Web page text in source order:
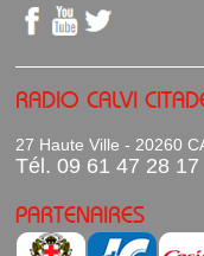
RADIO CALVI
27 Haute Ville - 20260
Tél. 09 61 47 28 17
PARTENAIRES